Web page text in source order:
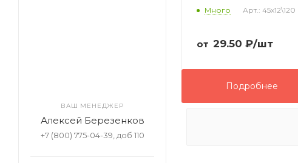
Много Арт.: 45х12\120
от 29.50 ₽/шт
Подробнее
ВАШ МЕНЕДЖЕР
Алексей Березенков
+7 (800) 775-04-39, доб 110